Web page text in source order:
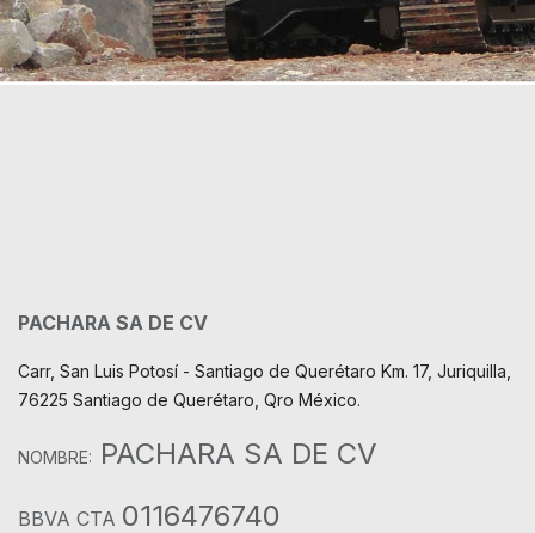
PACHARA SA DE CV
Carr, San Luis Potosí - Santiago de Querétaro Km. 17, Juriquilla,
76225 Santiago de Querétaro, Qro México.
NOMBRE: PACHARA SA DE CV
BBVA CTA 0116476740